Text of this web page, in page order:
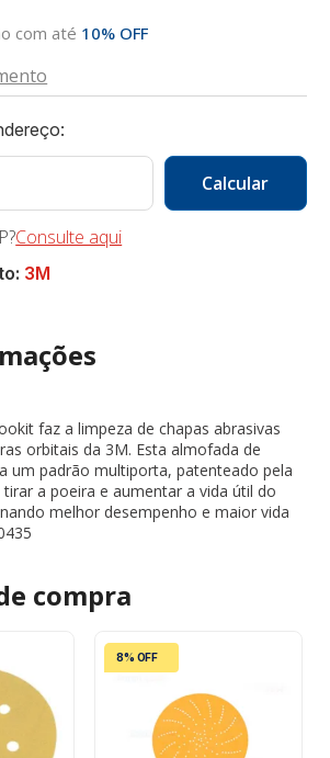
com até 10% OFF
Consulte aqui
3M
faz a limpeza de chapas abrasivas
orbitais da 3M. Esta almofada de
um padrão multiporta, patenteado pela
a poeira e aumentar a vida útil do
melhor desempenho e maior vida
compra
8% OFF